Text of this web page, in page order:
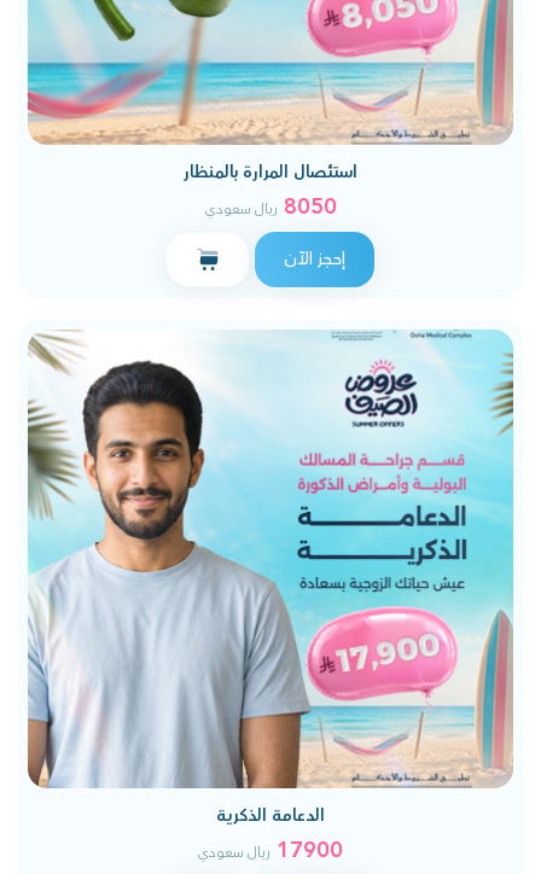
استئصال المرارة بالمنظار
8050 ريال سعودي
إحجز الآن
الدعامة الذكرية
17900 ريال سعودي